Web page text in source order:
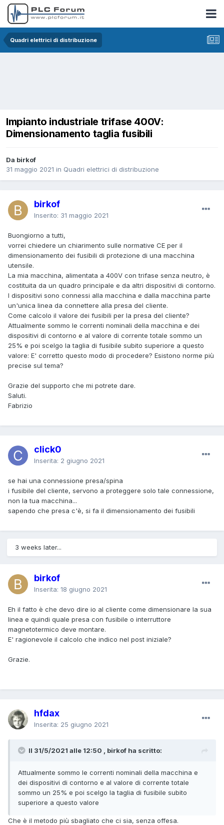
Quadri elettrici di distribuzione
Impianto industriale trifase 400V:
Dimensionamento taglia fusibili
Da birkof
31 maggio 2021 in Quadri elettrici di distribuzione
birkof
Inserito: 31 maggio 2021
Buongiorno a tutti,
vorrei chiedere un chiarimento sulle normative CE per il
dimensionamento dei fusibili di protezione di una macchina
utensile.
La mia macchina, alimentata a 400V con trifase senza neutro, è
costituita da un quadro principale e da altri dispositivi di contorno.
I dispositivi sono connessi alla macchina e dalla macchina parte
un'unica linea da connettere alla presa del cliente.
Come calcolo il valore dei fusibili per la presa del cliente?
Attualmente sommo le correnti nominali della macchina e dei
dispositivi di contorno e al valore di corrente totale sommo un
25% e poi scelgo la taglia di fusibile subito superiore a questo
valore: E' corretto questo modo di procedere? Esistono norme più
precise sul tema?
Grazie del supporto che mi potrete dare.
Saluti.
Fabrizio
click0
Inserita: 2 giugno 2021
se hai una connessione presa/spina
i fusibile del cliente, servono a proteggere solo tale connessione,
non la tua macchina...
sapendo che presa c'è, si fa il dimensionamento dei fusibili
3 weeks later...
birkof
Inserita: 18 giugno 2021
Eh il fatto è che devo dire io al cliente come dimensionare la sua
linea e quindi quale presa con fusibile o interruttore
magnetotermico deve montare.
E' ragionevole il calcolo che indico nel post iniziale?
Grazie.
hfdax
Inserita: 25 giugno 2021
Il 31/5/2021 alle 12:50 , birkof ha scritto:
Attualmente sommo le correnti nominali della macchina e
dei dispositivi di contorno e al valore di corrente totale
sommo un 25% e poi scelgo la taglia di fusibile subito
superiore a questo valore
Che è il metodo più sbagliato che ci sia, senza offesa.